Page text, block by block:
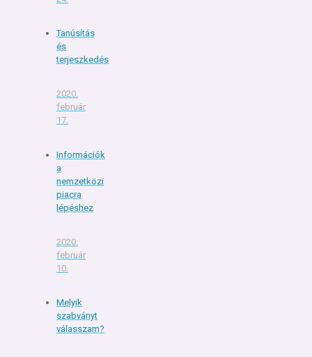
Tanúsítás
és
terjeszkedés
2020.
február
17.
Információk
a
nemzetközi
piacra
lépéshez
2020.
február
10.
Melyik
szabványt
válasszam?